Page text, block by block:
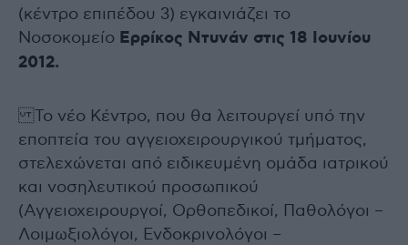
(κέντρο επιπέδου 3) εγκαινιάζει το
Νοσοκομείο Ερρίκος Ντυνάν στις 18 Ιουνίου
2012.
Το νέο Κέντρο, που θα λειτουργεί υπό την
εποπτεία του αγγειοχειρουργικού τμήματος,
στελεχώνεται από ειδικευμένη ομάδα ιατρικού
και νοσηλευτικού προσωπικού
(Αγγειοχειρουργοί, Ορθοπεδικοί, Παθολόγοι –
Λοιμωξιολόγοι, Ενδοκρινολόγοι –